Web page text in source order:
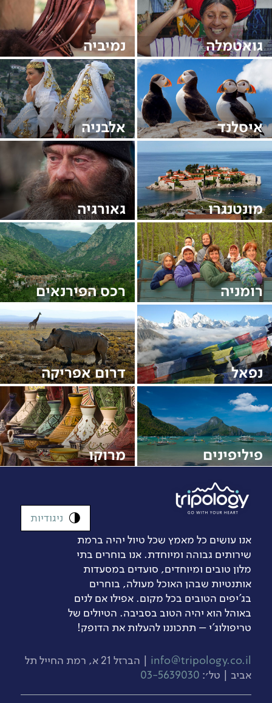
גואטמלה נמיביה
איסלנד אלבניה
מונטנגרו גאורגיה
רומניה רכס הפירנאים
נפאל דרום אפריקה
פיליפינים מרוקו
אנו עושים כל מאמץ שכל טיול יהיה ברמת
שירותים גבוהה ומיוחדת. אנו בוחרים בתי
מלון טובים ומיוחדים, סועדים במסעדות
אותנטיות שבהן האוכל מעולה, בוחרים
בג’יפים הטובים בכל מקום. אפילו אם לנים
באוהל הוא יהיה הטוב בסביבה. הטיולים של
טריפולוג'י – תתכוננו להעלות את הדופק!
info@tripology.co.il
| הברזל 21 א, רמת החייל תל
אביב | טל׳: 03-5639030
ניגודיות